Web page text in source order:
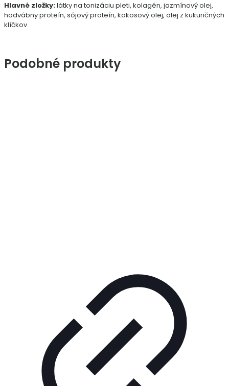
Hlavné zložky:látky na tonizáciu pleti, kolagén, jazmínový olej,
hodvábny proteín, sójový proteín, kokosový olej, olej z kukuričných
klíčkov
Podobné produkty